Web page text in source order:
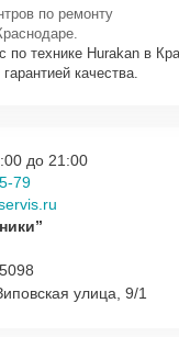
по ремонту
по технике Hurakan в
качества.
улица, 9/1
до 21:00
79